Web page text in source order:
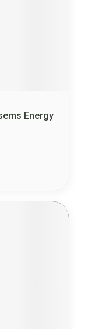
Energy